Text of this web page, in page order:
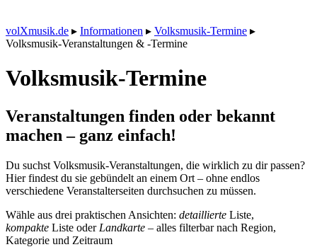
volXmusik.de ▸ Informationen ▸ Volksmusik-Termine ▸
Volksmusik-Veranstaltungen & -Termine
Volksmusik-Termine
Veranstaltungen finden oder bekannt
machen – ganz einfach!
Du suchst Volksmusik-Veranstaltungen, die wirklich zu dir passen?
Hier findest du sie gebündelt an einem Ort – ohne endlos
verschiedene Veranstalterseiten durchsuchen zu müssen.
Wähle aus drei praktischen Ansichten: detaillierte Liste,
kompakte Liste oder Landkarte – alles filterbar nach Region,
Kategorie und Zeitraum